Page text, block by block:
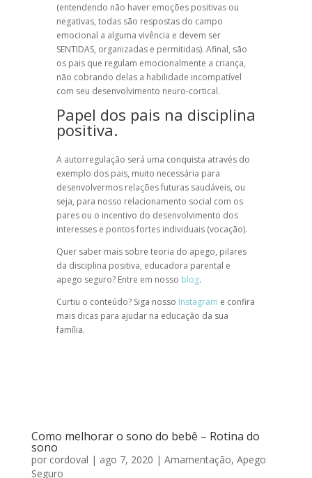
(entendendo não haver emoções positivas ou
negativas, todas são respostas do campo
emocional a alguma vivência e devem ser
SENTIDAS, organizadas e permitidas). Afinal, são
os pais que regulam emocionalmente a criança,
não cobrando delas a habilidade incompatível
com seu desenvolvimento neuro-cortical.
Papel dos pais na disciplina
positiva.
A autorregulação será uma conquista através do
exemplo dos pais, muito necessária para
desenvolvermos relações futuras saudáveis, ou
seja, para nosso relacionamento social com os
pares ou o incentivo do desenvolvimento dos
interesses e pontos fortes individuais (vocação).
Quer saber mais sobre teoria do apego, pilares
da disciplina positiva, educadora parental e
apego seguro? Entre em nosso blog.
Curtiu o conteúdo? Siga nosso Instagram e confira
mais dicas para ajudar na educação da sua
família.
Como melhorar o sono do bebê – Rotina do
sono
por cordoval | ago 7, 2020 | Amamentação, Apego
Seguro